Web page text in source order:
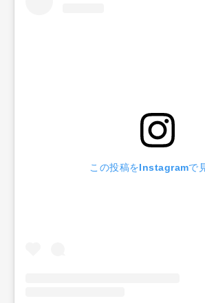
この投稿をInstagramで